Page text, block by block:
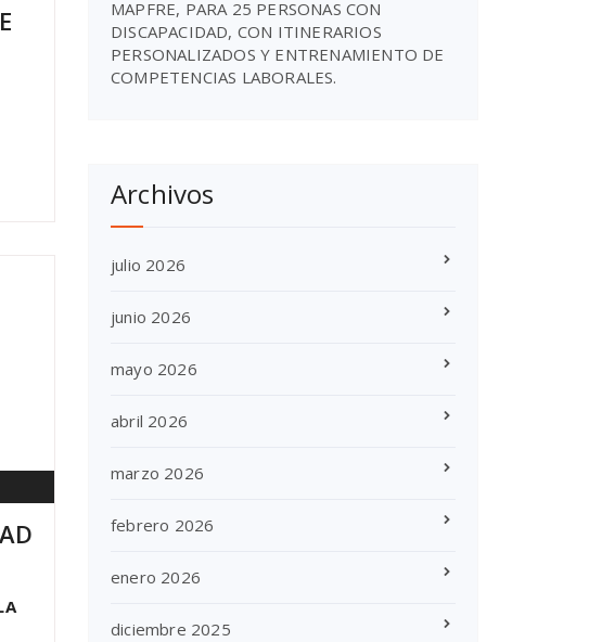
MAPFRE, PARA 25 PERSONAS CON
DISCAPACIDAD, CON ITINERARIOS
PERSONALIZADOS Y ENTRENAMIENTO DE
COMPETENCIAS LABORALES.
Archivos
julio 2026
junio 2026
mayo 2026
abril 2026
marzo 2026
febrero 2026
enero 2026
diciembre 2025